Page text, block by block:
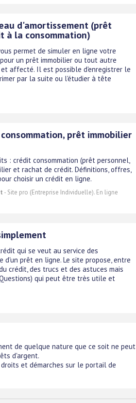
d'amortissement (prêt
à la consommation)
permet de simuler en ligne votre
un prêt immobilier ou tout autre
affecté. Il est possible d'enregistrer le
par la suite ou l'étudier à tête
prêt immobilier
: crédit consommation (prêt personnel,
et rachat de crédit. Définitions, offres,
choisir un crédit en ligne.
- Site pro (Entreprise Individuelle). En ligne
qui se veut au service des
d'un prêt en ligne. Le site propose, entre
crédit, des trucs et des astuces mais
qui peut être très utile et
de quelque nature que ce soit ne peut
d'argent.
et démarches sur le portail de